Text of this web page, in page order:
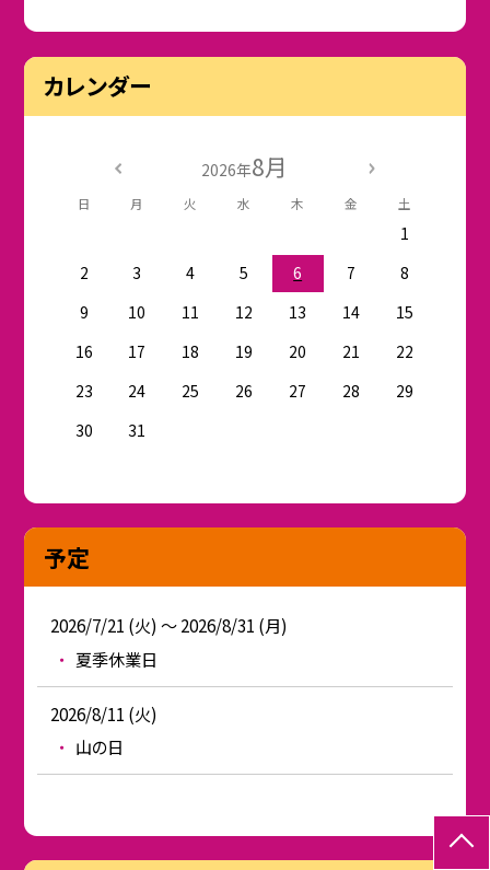
カレンダー
2026年8月
日 月 火 水 木 金 土
1
2
3 4 5 6 7
8
9
10 11 12 13 14
15
16
17 18 19 20 21
22
23
24 25 26 27 28
29
30
31
予定
2026/7/21 (火) ～ 2026/8/31 (月)
夏季休業日
2026/8/11 (火)
山の日